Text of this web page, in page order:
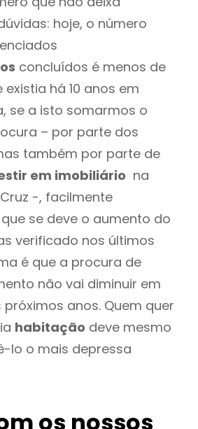
hoje, o número
concluídos é menos de
há 10 anos em
se a isto somarmos o
– por parte dos
também por parte de
em imobiliário na
-, facilmente
se deve o aumento do
verificado nos últimos
é que a procura de
não vai diminuir em
próximos anos. Quem quer
habitação deve mesmo
lo o mais depressa
os nossos